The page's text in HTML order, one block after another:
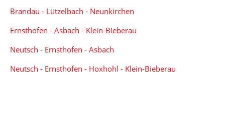
Brandau - Lützelbach - Neunkirchen
Ernsthofen - Asbach - Klein-Bieberau
Neutsch - Ernsthofen - Asbach
Neutsch - Ernsthofen - Hoxhohl - Klein-Bieberau